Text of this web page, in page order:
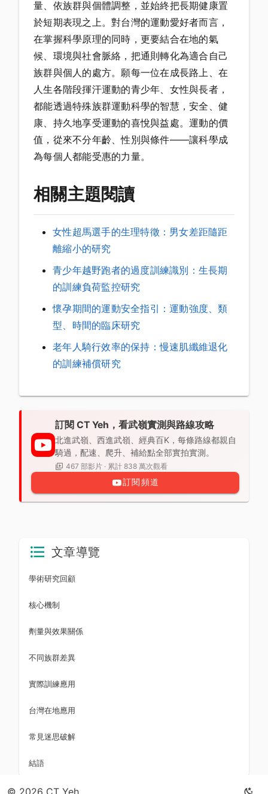
量、依族群與個體調整，並始終把長期健康置
於短期表現之上。對台灣的運動愛好者而言，
在掌握科學原理的同時，更要結合在地的氣
候、環境與社會脈絡，把通則轉化為適合自己
族群與個人的處方。願每一位在成長路上、在
人生各階段揮汗運動的青少年、女性與長者，
都能透過特殊族群運動科學的智慧，安全、健
康、持久地享受運動的喜悅與益處。運動的價
值，從來不分年齡、性別與條件——讓科學成
為每個人都能受惠的力量。
相關主題閱讀
女性超馬選手的生理特徵：男女差距隨距
離縮小的研究
青少年越野跑者的過度訓練識別：生長期
的訓練負荷監控研究
懷孕期間的運動安全指引：運動強度、類
型、時間的臨床研究
老年人騎行效率的保持：慢速肌纖維退化
的訓練補償研究
訂閱 CT Yeh，看武嶺實測與路線攻略
北進武嶺、西進武嶺、經典百K，每條路線都親自
騎過，配速、爬升、補給點全部實拍實測。
467 部影片 · 累計 838 萬次觀看
訂閱頻道
文章導覽
學術研究回顧
核心機制
劑量與效果關係
不同族群差異
實際訓練應用
台灣在地應用
常見迷思破解
結語
© 2026 CT Yeh